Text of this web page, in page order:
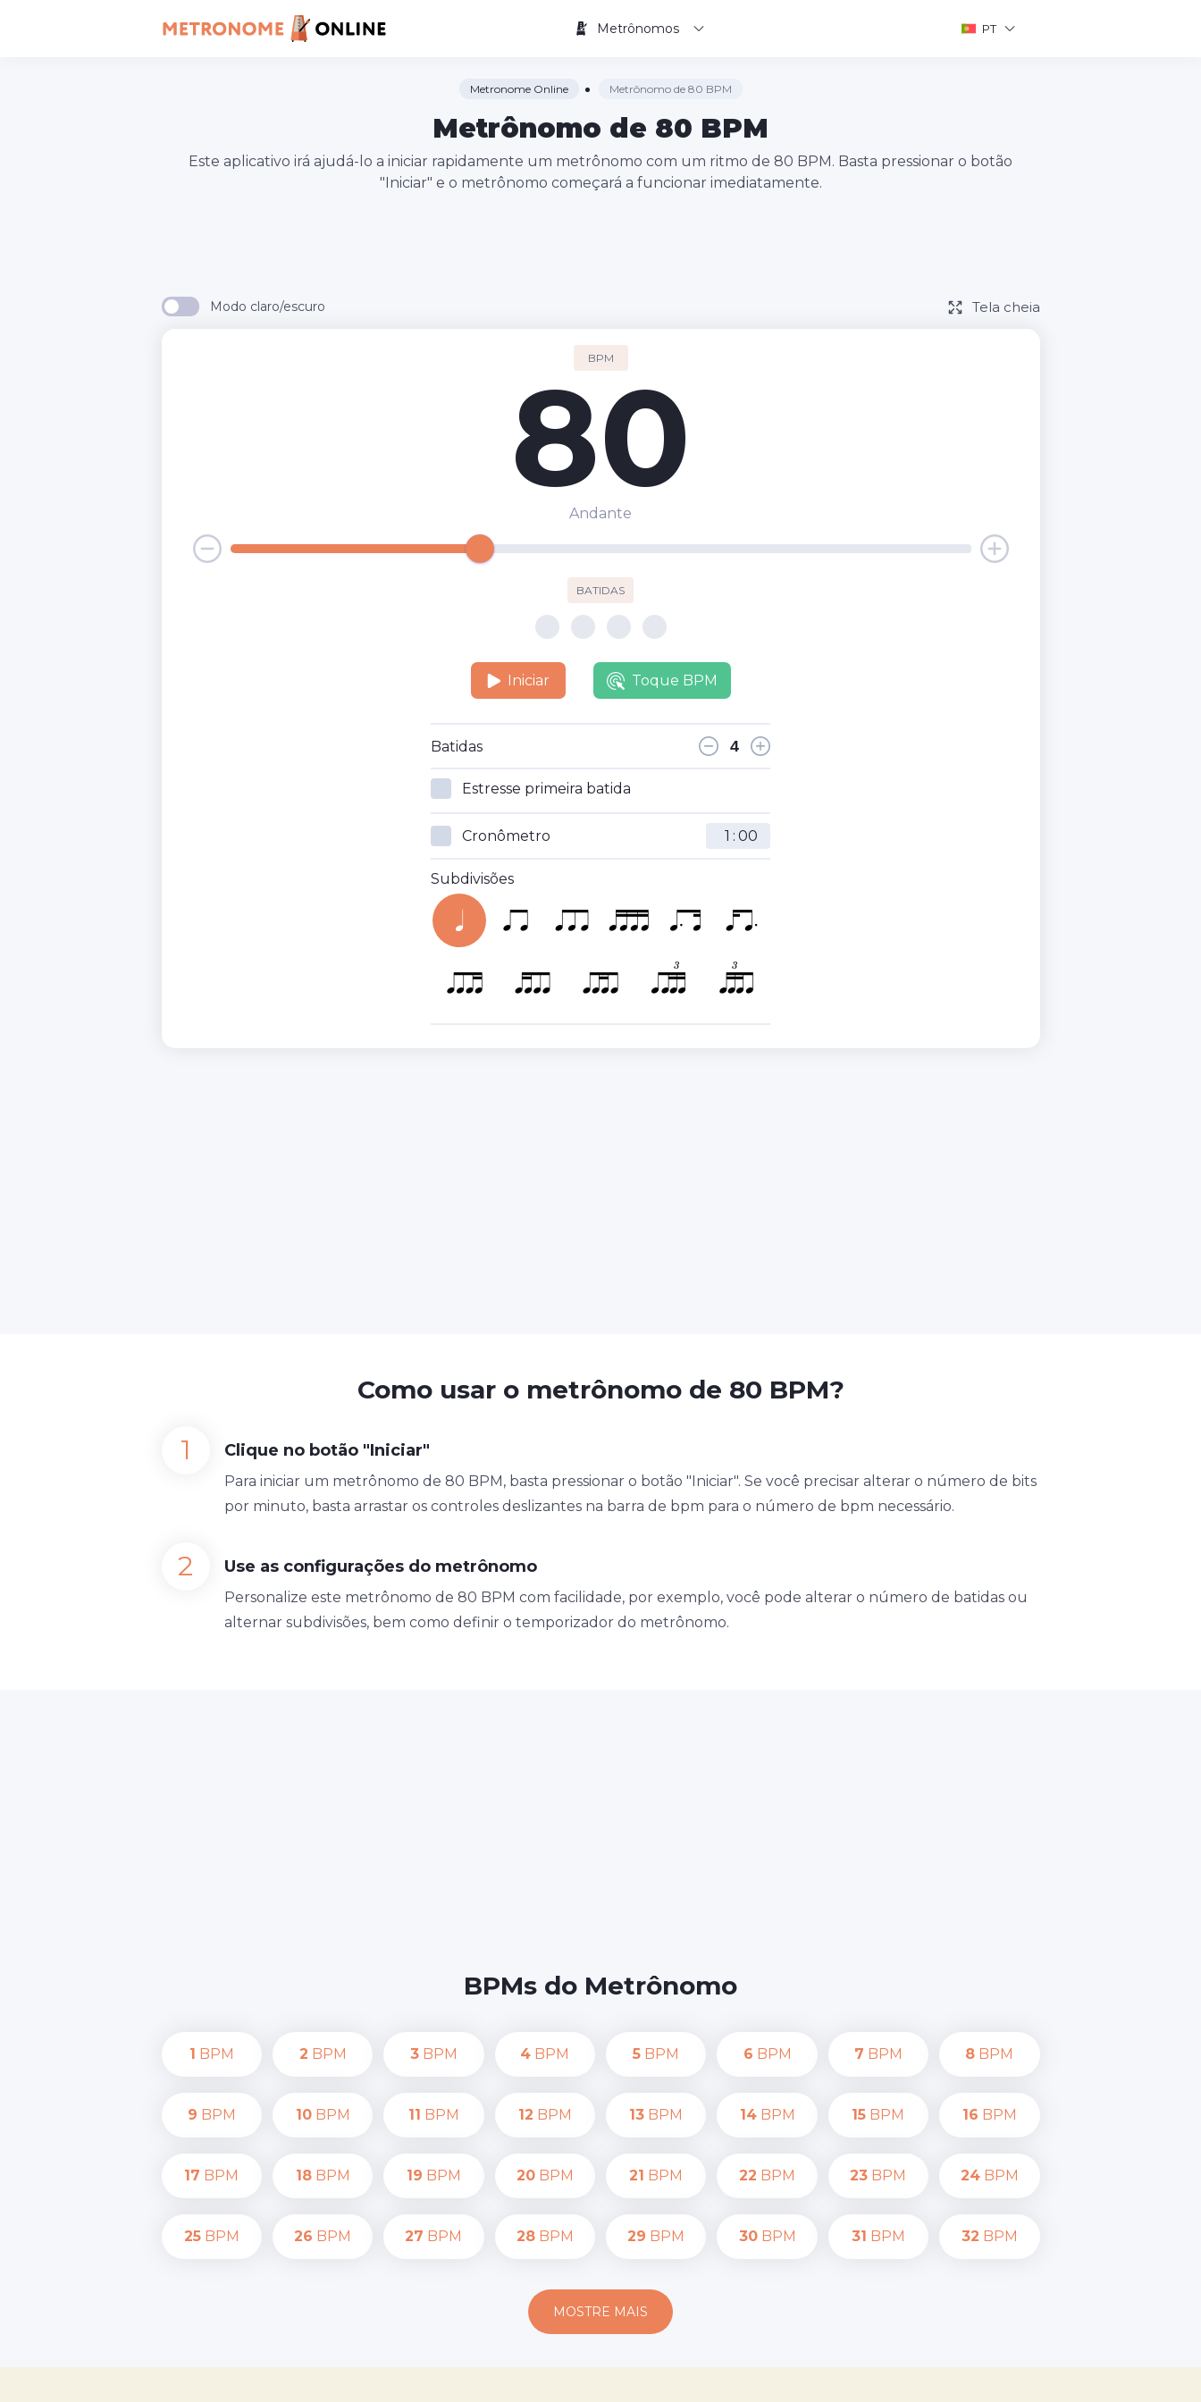
Metrônomos PT
Metronome Online Metrônomo de 80 BPM
Metrônomo de 80 BPM
Este aplicativo irá ajudá-lo a iniciar rapidamente um metrônomo com um ritmo de 80 BPM. Basta pressionar o botão
"Iniciar" e o metrônomo começará a funcionar imediatamente.
Modo claro/escuro Tela cheia
BPM
80
Andante
BATIDAS
Iniciar Toque BPM
Batidas
Estresse primeira batida
Cronômetro :
Subdivisões
Como usar o metrônomo de 80 BPM?
Clique no botão "Iniciar"
Para iniciar um metrônomo de 80 BPM, basta pressionar o botão "Iniciar". Se você precisar alterar o número de bits
por minuto, basta arrastar os controles deslizantes na barra de bpm para o número de bpm necessário.
Use as configurações do metrônomo
Personalize este metrônomo de 80 BPM com facilidade, por exemplo, você pode alterar o número de batidas ou
alternar subdivisões, bem como definir o temporizador do metrônomo.
BPMs do Metrônomo
1 BPM 2 BPM 3BPM 4 BPM 5 BPM 6 BPM 7 BPM 8 BPM
9 BPM 10BPM 11 BPM 12 BPM 13 BPM 14BPM 15 BPM 16 BPM
17 BPM 18BPM 19 BPM 20BPM 21 BPM 22 BPM 23 BPM 24BPM
25BPM 26 BPM 27 BPM 28BPM 29 BPM 30BPM 31 BPM 32 BPM
MOSTRE MAIS